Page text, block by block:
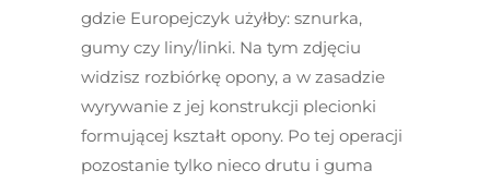
gdzie Europejczyk użyłby: sznurka,
gumy czy liny/linki. Na tym zdjęciu
widzisz rozbiórkę opony, a w zasadzie
wyrywanie z jej konstrukcji plecionki
formującej kształt opony. Po tej operacji
pozostanie tylko nieco drutu i guma